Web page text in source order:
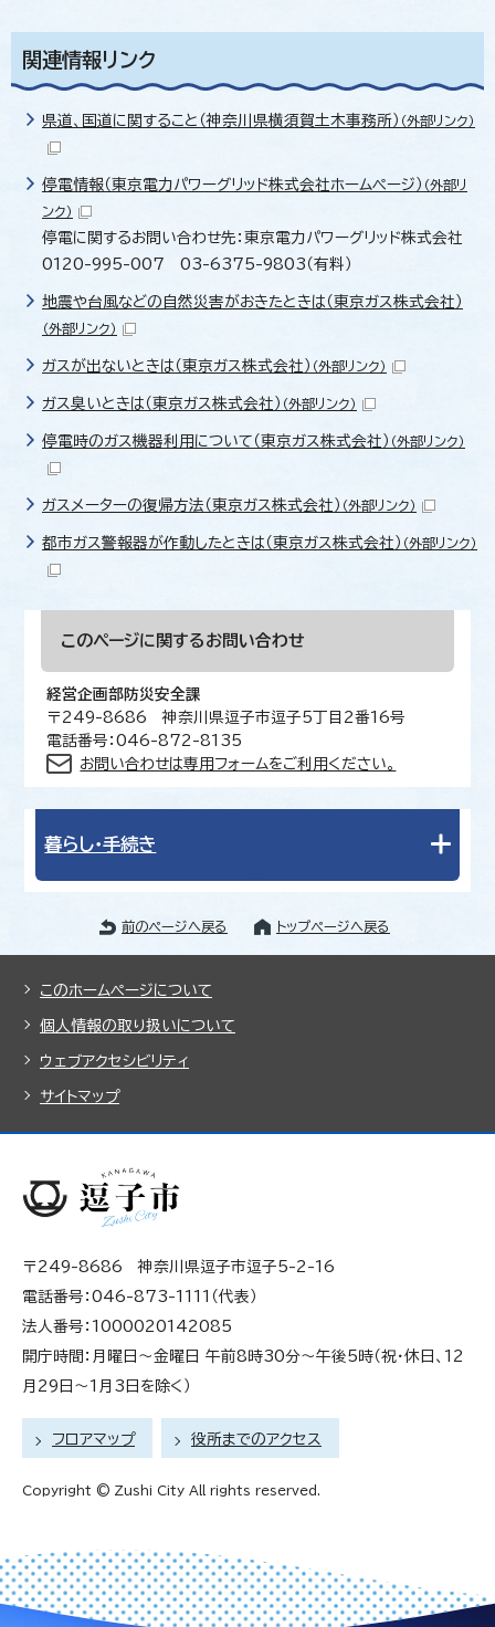
関連情報リンク
県道、国道に関すること（神奈川県横須賀土木事務所） （外部リンク）
停電情報（東京電力パワーグリッド株式会社ホームページ） （外部リ
ンク）
停電に関するお問い合わせ先：東京電力パワーグリッド株式会社
0120-995-007 03-6375-9803（有料）
地震や台風などの自然災害がおきたときは（東京ガス株式会社）
（外部リンク）
ガスが出ないときは（東京ガス株式会社） （外部リンク）
ガス臭いときは（東京ガス株式会社） （外部リンク）
停電時のガス機器利用について（東京ガス株式会社） （外部リンク）
ガスメーターの復帰方法（東京ガス株式会社） （外部リンク）
都市ガス警報器が作動したときは（東京ガス株式会社） （外部リンク）
このページに関する お問い合わせ
経営企画部防災安全課
〒249-8686 神奈川県逗子市逗子5丁目2番16号
電話番号：046-872-8135
お問い合わせは専用フォームをご利用ください。
暮らし・手続き
前のページへ戻る トップページへ戻る
このホームページについて
個人情報の取り扱いについて
ウェブアクセシビリティ
サイトマップ
〒249-8686 神奈川県逗子市逗子5-2-16
電話番号：046-873-1111（代表）
法人番号：1000020142085
開庁時間：月曜日～金曜日 午前8時30分～午後5時（祝・休日、12
月29日～1月3日を除く）
フロアマップ 役所までのアクセス
Copyright © Zushi City All rights reserved.